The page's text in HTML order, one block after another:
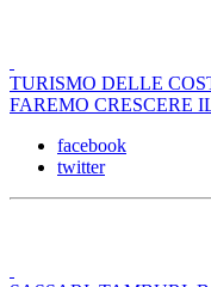
TURISMO DELLE
FAREMO CRESCERE
facebook
twitter